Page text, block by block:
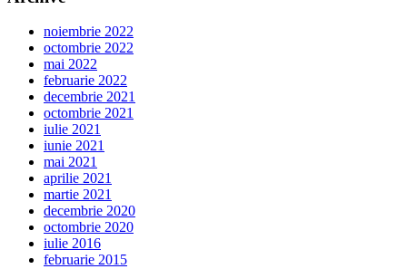
noiembrie 2022
octombrie 2022
mai 2022
februarie 2022
decembrie 2021
octombrie 2021
iulie 2021
iunie 2021
mai 2021
aprilie 2021
martie 2021
decembrie 2020
octombrie 2020
iulie 2016
februarie 2015